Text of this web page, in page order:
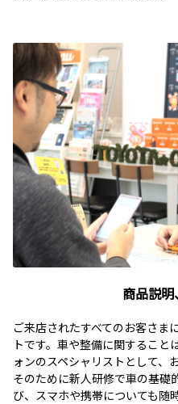
商品説
ご来店されたすべてのお客さま
トです。車や整備に関すること
ォンのスペシャリストとして、
そのために新人研修で車の基礎
び、スマホや携帯についても随